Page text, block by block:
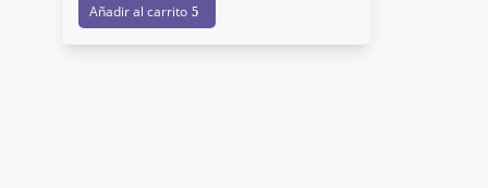
original
era:
es:
Añadir al carrito